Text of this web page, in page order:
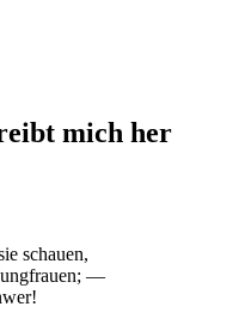
mich her
schauen,
—